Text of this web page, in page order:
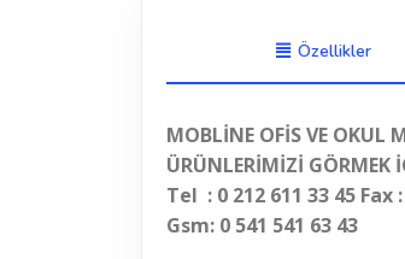
Özellikler
MOBLİNE OFİS VE OKUL
ÜRÜNLERİMİZİ GÖRMEK
Tel : 0 212 611 33 45 Fax
Gsm: 0 541 541 63 43